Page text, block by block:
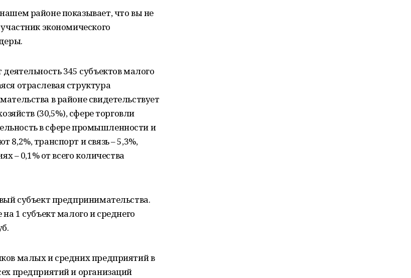
районе показывает, что вы не
экономического
345 субъектов малого
отраслевая структура
в районе свидетельствует
(30,5%), сфере торговли
в сфере промышленности и
транспорт и связь – 5,3%,
– 0,1% от всего количества
субъект предпринимательства.
1 субъект малого и среднего
малых и средних предприятий в
предприятий и организаций